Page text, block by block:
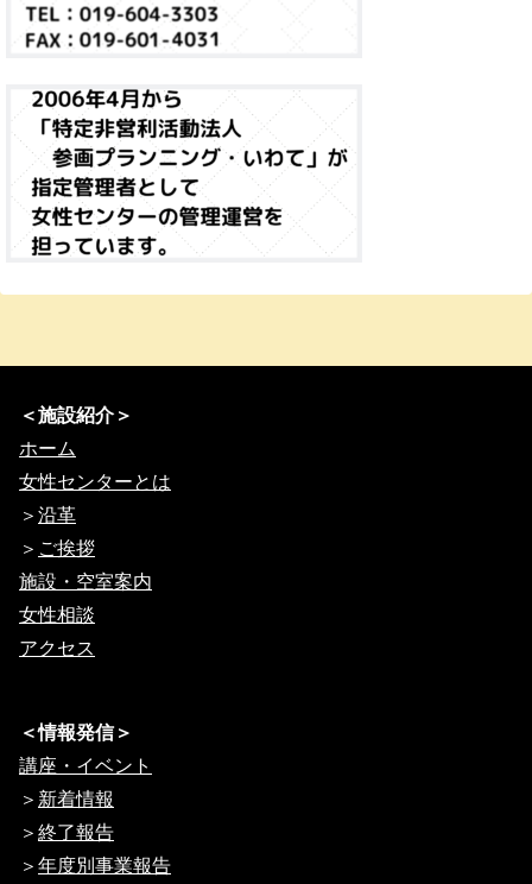
＜施設紹介＞
ホーム
女性センターとは
＞ 沿革
＞ ご挨拶
施設・空室案内
女性相談
アクセス
＜情報発信＞
講座・イベント
＞ 新着情報
＞ 終了報告
＞ 年度別事業報告